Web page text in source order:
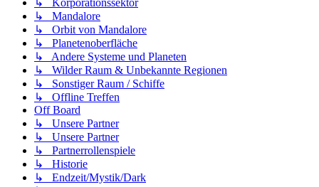
↳ Korporationssektor
↳ Mandalore
↳ Orbit von Mandalore
↳ Planetenoberfläche
↳ Andere Systeme und Planeten
↳ Wilder Raum & Unbekannte Regionen
↳ Sonstiger Raum / Schiffe
↳ Offline Treffen
Off Board
↳ Unsere Partner
↳ Unsere Partner
↳ Partnerrollenspiele
↳ Historie
↳ Endzeit/Mystik/Dark